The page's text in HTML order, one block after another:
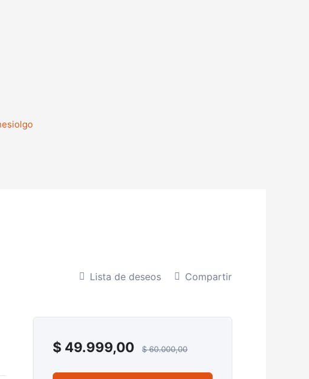
Lista de deseos Compartir
$ 49.999,00 $60.000,00